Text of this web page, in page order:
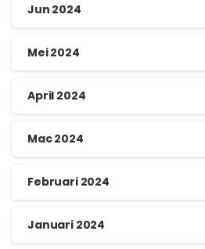
Jun 2024
Mei 2024
April 2024
Mac 2024
Februari 2024
Januari 2024